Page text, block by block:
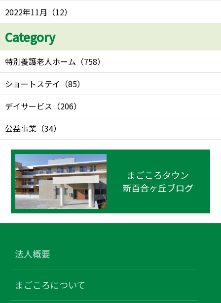
2022年11月 （12）
Category
特別養護老人ホーム （758）
ショートステイ （85）
デイサービス （206）
公益事業 （34）
まごころタウン
新百合ヶ丘ブログ
法人概要
まごころについて